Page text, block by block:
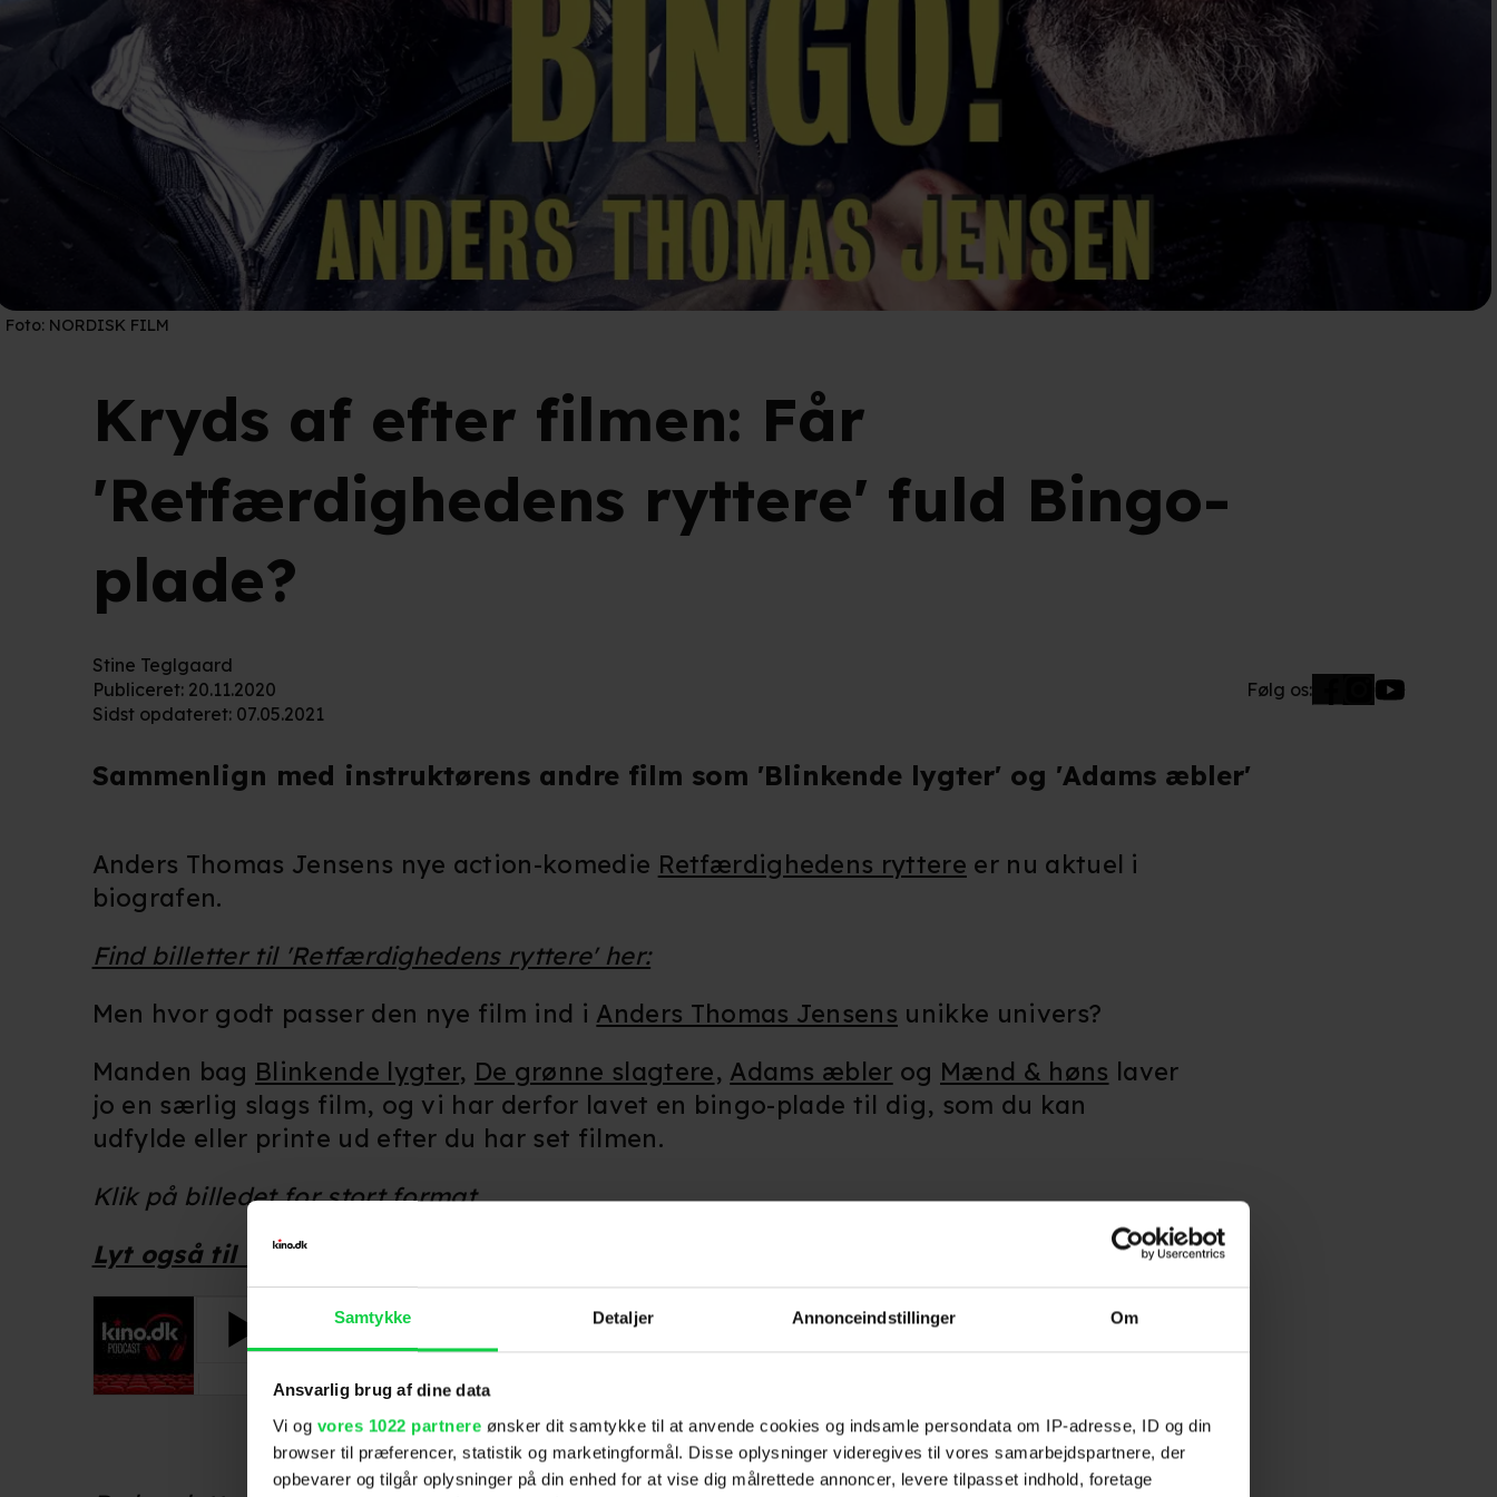
Samtykke Detaljer Annonceindstillinger Om
Ansvarlig brug af dine data
Vi og vores 1022 partnere ønsker dit samtykke til at anvende cookies og indsamle persondata om IP-adresse, ID og din
browser til præferencer, statistik og marketingformål. Disse oplysninger videregives til vores samarbejdspartnere, der
opbevarer og tilgår oplysninger på din enhed for at vise dig målrettede annoncer, levere tilpasset indhold, foretage
Foto: NORDISK FILM
Kryds af efter filmen: Får
'Retfærdighedens ryttere' fuld Bingo-
plade?
Stine Teglgaard
Publiceret: 20.11.2020
Sidst opdateret: 07.05.2021
Følg os:
Sammenlign med instruktørens andre film som 'Blinkende lygter' og 'Adams æbler'
Anders Thomas Jensens nye action-komedie Retfærdighedens ryttere er nu aktuel i
biografen.
Find billetter til 'Retfærdighedens ryttere' her:
Men hvor godt passer den nye film ind i Anders Thomas Jensens unikke univers?
Manden bag Blinkende lygter, De grønne slagtere, Adams æbler og Mænd & høns laver
jo en særlig slags film, og vi har derfor lavet en bingo-plade til dig, som du kan
udfylde eller printe ud efter du har set filmen.
Klik på billedet for stort format
Lyt også til vores podcast-interview med instruktør Anders Thomas Jensen: